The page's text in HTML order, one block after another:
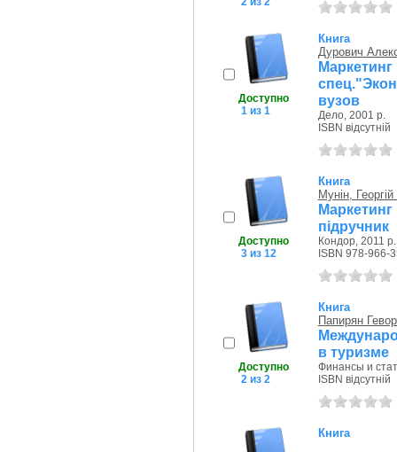
Доступно
1 из 1
Книга
Дурович
вузов
Дело, 2001 р.
ISBN відсутній
Доступно
3 из 12
Книга
Мунін,
підручник
Кондор, 2011 р.
ISBN 978-966-
Доступно
2 из 2
Книга
Папирян
в туризме
Финансы и
ISBN відсутній
Книга